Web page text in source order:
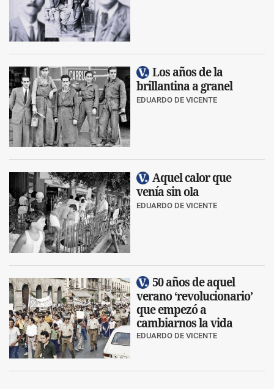
Los años de la
brillantina a granel
EDUARDO DE VICENTE
Aquel calor que
venía sin ola
EDUARDO DE VICENTE
50 años de aquel
verano ‘revolucionario’
que empezó a
cambiarnos la vida
EDUARDO DE VICENTE